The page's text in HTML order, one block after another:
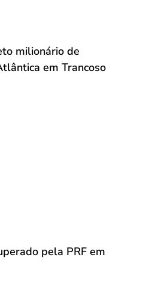
milionário de
em Trancoso
pela PRF em